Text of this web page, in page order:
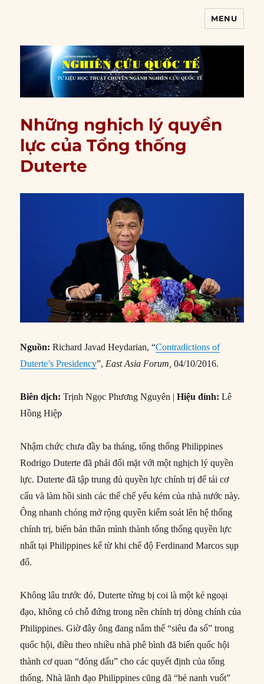
MENU
Những nghịch lý quyền
lực của Tổng thống
Duterte
Nguồn:Richard Javad Heydarian, “Contradictions of
Duterte’s Presidency”, East Asia Forum,04/10/2016.
Biên dịch:Trịnh Ngọc Phương Nguyên |Hiệu đính:Lê
Hồng Hiệp
Nhậm chức chưa đầy ba tháng, tổng thống Philippines
Rodrigo Duterte đã phải đối mặt với một nghịch lý quyền
lực. Duterte đã tập trung đủ quyền lực chính trị để tái cơ
cấu và làm hồi sinh các thể chế yếu kém của nhà nước này.
Ông nhanh chóng mở rộng quyền kiểm soát lên hệ thống
chính trị, biến bản thân mình thành tổng thống quyền lực
nhất tại Philippines kể từ khi chế độ Ferdinand Marcos sụp
đổ.
Không lâu trước đó, Duterte từng bị coi là một kẻ ngoại
đạo, không có chỗ đứng trong nền chính trị dòng chính của
Philippines. Giờ đây ông đang nắm thế “siêu đa số” trong
quốc hội, điều theo nhiều nhà phê bình đã biến quốc hội
thành cơ quan “đóng dấu” cho các quyết định của tổng
thống. Nhà lãnh đạo Philippines cũng đã “bẻ nanh vuốt”